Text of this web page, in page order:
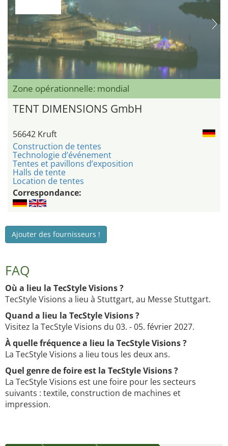
Zone opérationnelle: mondial
TENT DIMENSIONS GmbH
56642 Kruft
Construction de tentes
Technologie d’événement
Tentes et pavillons d’exposition
Halls de tente
Location de tentes
Correspondance:
Ajouter des fournisseurs !
FAQ
Où a lieu la TecStyle Visions ?
TecStyle Visions a lieu à Stuttgart, au Messe Stuttgart.
Quand a lieu la TecStyle Visions ?
Visitez la TecStyle Visions du 03. - 05. février 2027.
À quelle fréquence a lieu la TecStyle Visions ?
La TecStyle Visions a lieu tous les deux ans.
Quel genre de foire est la TecStyle Visions ?
La TecStyle Visions est une foire pour les secteurs
suivants : textile, construction de machines et
impression.